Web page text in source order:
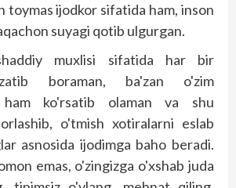
toymas ijodkor sifatida ham, inson
suyagi qotib ulgurgan.
muxlisi sifatida har bir
boraman, ba'zan o'zim
ham ko'rsatib olaman va shu
o'tmish xotiralarni eslab
asnosida ijodimga baho beradi.
emas, o'zingizga o'xshab juda